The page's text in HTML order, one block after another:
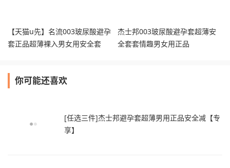
【天猫u先】名流003玻尿酸避孕
套正品超薄裸入男女用安全套
杰士邦003玻尿酸避孕套超薄安
全套套情趣男女用正品
你可能还喜欢
[任选三件]杰士邦避孕套超薄男用正品安全减【专
享】